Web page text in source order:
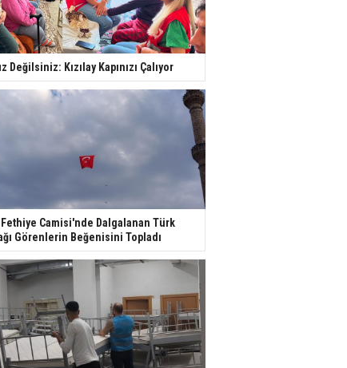
Değilsiniz: Kızılay Kapınızı Çalıyor
Fethiye Camisi'nde Dalgalanan Türk
Görenlerin Beğenisini Topladı